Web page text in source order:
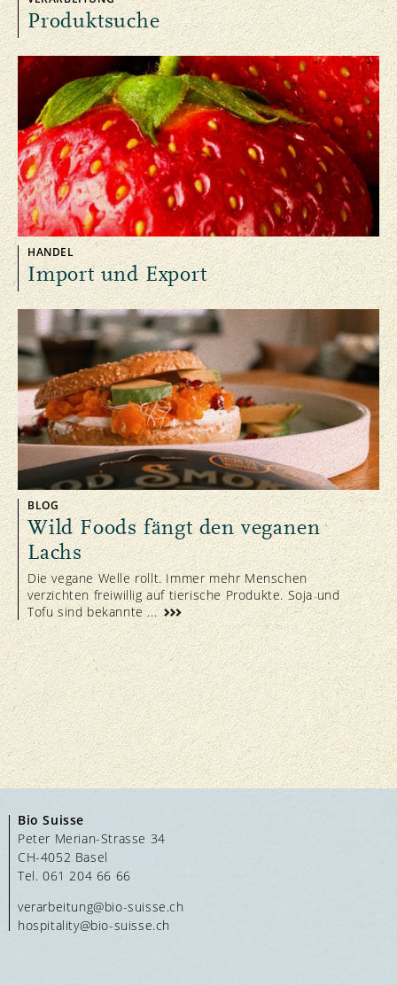
Produktsuche
HANDEL
Import und Export
BLOG
Wild Foods fängt den veganen
Lachs
Die vegane Welle rollt. Immer mehr Menschen
verzichten freiwillig auf tierische Produkte. Soja und
Tofu sind bekannte ...
Bio Suisse
Peter Merian-Strasse 34
CH-4052 Basel
Tel. 061 204 66 66
verarbeitung@bio-suisse.ch
hospitality@bio-suisse.ch